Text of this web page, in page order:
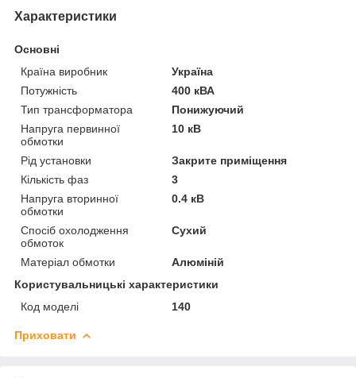
Характеристики
Основні
Країна виробник
Україна
Потужність
400 кВА
Тип трансформатора
Понижуючий
Напруга первинної
обмотки
10 кВ
Рід установки
Закрите приміщення
Кількість фаз
3
Напруга вторинної
обмотки
0.4 кВ
Спосіб охолодження
обмоток
Сухий
Матеріал обмотки
Алюміній
Користувальницькі характеристики
Код моделі
140
Приховати